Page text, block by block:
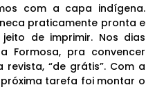
com a capa indígena.
praticamente pronta e
de imprimir. Nos dias
Formosa, pra convencer
“de grátis”. Com a
tarefa foi montar o